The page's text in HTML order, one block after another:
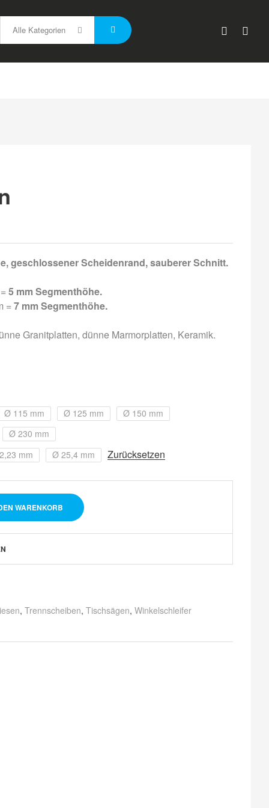
Alle Kategorien
geschlossener Scheidenrand, sauberer Schnitt.
5 mm Segmenthöhe.
=7 mm Segmenthöhe.
Granitplatten, dünne Marmorplatten, Keramik.
Ø 115 mm Ø 125 mm
Ø 150 mm
Ø 230 mm
mm
Ø 25,4 mm Zurücksetzen
WARENKORB
, Trennscheiben, Tischsägen, Winkelschleifer